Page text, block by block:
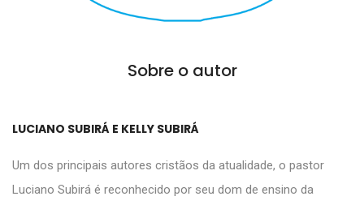
Sobre o autor
LUCIANO SUBIRÁ E KELLY SUBIRÁ
Um dos principais autores cristãos da atualidade, o pastor
Luciano Subirá é reconhecido por seu dom de ensino da